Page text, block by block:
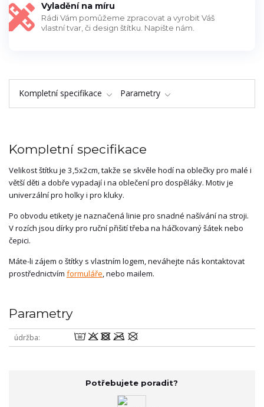
Vyladění na míru
Rádi Vám pomůžeme zpracovat a vyrobit Váš
vlastní tvar, či design štítku. Napište nám.
Kompletní specifikace Parametry
Kompletní specifikace
Velikost štítku je 3,5x2cm, takže se skvěle hodí na oblečky pro malé i
větší děti a dobře vypadají i na oblečení pro dospěláky. Motiv je
univerzální pro holky i pro kluky.
Po obvodu etikety je naznačená linie pro snadné našívání na stroji.
V rozích jsou dírky pro ruční přišití třeba na háčkovaný šátek nebo
čepici.
Máte-li zájem o štítky s vlastním logem, neváhejte nás kontaktovat
prostřednictvím formuláře, nebo mailem.
Parametry
údržba wodmU
Potřebujete poradit?